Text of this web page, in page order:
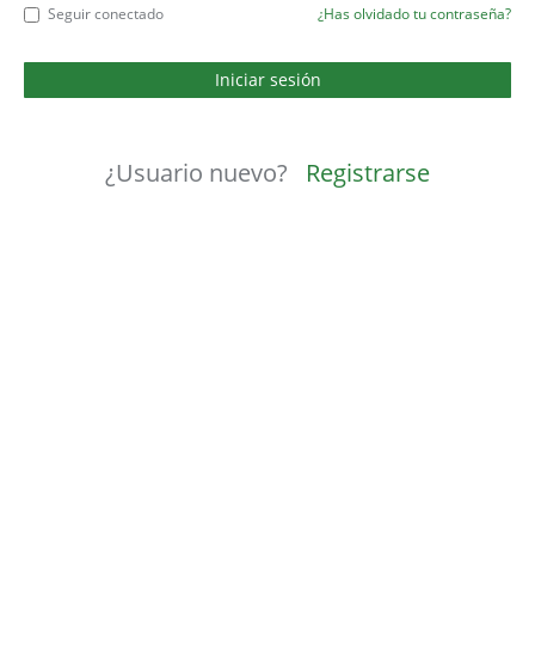
Seguir conectado ¿Has olvidado tu contraseña?
¿Usuario nuevo? Registrarse